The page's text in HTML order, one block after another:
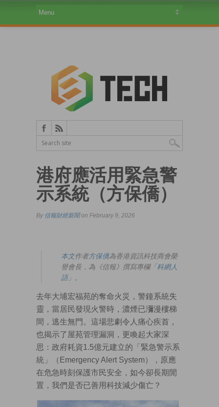
港府應活用緊急警
示系統（方保僑）
By 信報財經新聞on February 9, 2026
本文作者方保僑為香港資訊科技商會榮
譽會長，為《信報》撰寫專欄「科網人
語」
。
去年大埔宏福苑的奪命火災，警鐘系統失
靈，當居民發現火警時，濃煙已瀰漫樓梯
間，逃生無門。這場悲劇令人痛心疾首，
也揭示了屋苑管理漏洞，更喚起大家深
思：政府耗資1.5億元建立的「緊急警示系
統」（Emergency Alert System），原應
在危急時刻保護市民安全，如今卻長期閒
置，我們是否已善用科技減少傷亡？